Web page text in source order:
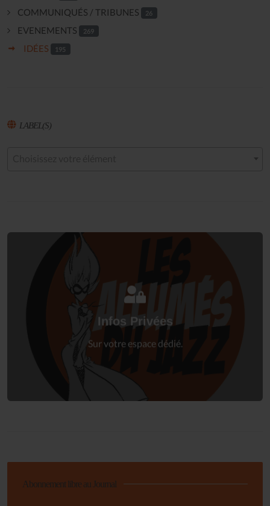
COMMUNIQUÉS / TRIBUNES 26
EVENEMENTS 269
IDÉES 195
LABEL(S)
Infos Privées
Sur votre espace dédié.
Connectez-vous
Abonnement libre au Journal